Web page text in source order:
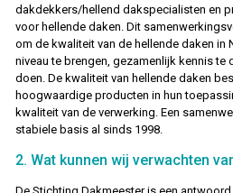
dakdekkers/hellend dakspecialisten en
voor hellende daken. Dit
om de kwaliteit van de hellende daken in
niveau te brengen, gezamenlijk kennis te
doen. De kwaliteit van hellende daken
hoogwaardige producten in hun
kwaliteit van de verwerking. Een
stabiele basis al sinds 1998.
2. Wat kunnen wij verwachten